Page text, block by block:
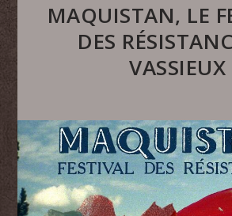
MAQUISTAN, LE
DES
VASSIEUX